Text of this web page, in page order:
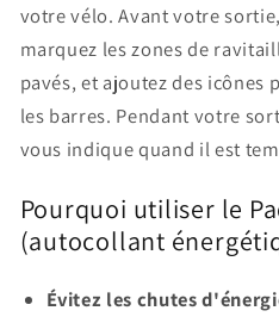
votre vélo. Avant votre
marquez les zones de
pavés, et ajoutez des icônes
les barres. Pendant votre
vous indique quand il est
Pourquoi utiliser le
(autocollant
Évitez les chutes